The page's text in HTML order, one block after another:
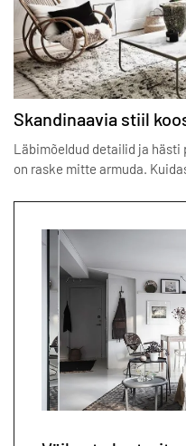
Skandinaavia stiil
Läbimõeldud detailid ja hästi
on raske mitte armuda.